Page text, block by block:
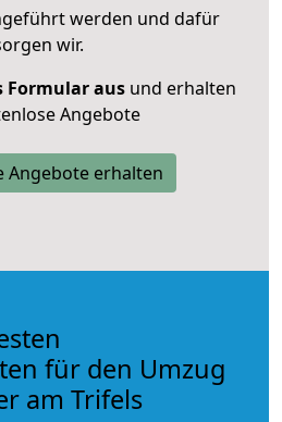
werden und dafür
wir.
Formular ausund erhalten
Angebote
Angebote erhalten
für den Umzug
am Trifels